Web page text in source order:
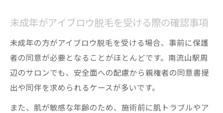
未成年がアイブロウ脱毛を受ける際の確認事項
未成年の方がアイブロウ脱毛を受ける場合、事前に保護
者の同意が必要となることがほとんどです。南流山駅周
辺のサロンでも、安全面への配慮から親権者の同意書提
出や同伴を求められるケースが多いです。
また、肌が敏感な年齢のため、施術前に肌トラブルやア